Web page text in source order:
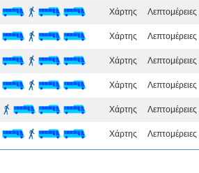
Χάρτης Λεπτομέρειες
Χάρτης Λεπτομέρειες
Χάρτης Λεπτομέρειες
Χάρτης Λεπτομέρειες
Χάρτης Λεπτομέρειες
Χάρτης Λεπτομέρειες